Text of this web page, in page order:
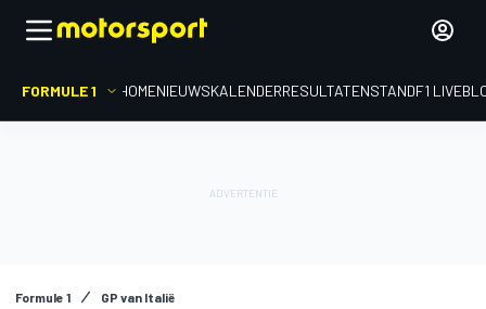
FORMULE 1 HOMENIEUWSKALENDERRESULTATENSTANDF1
Formule 1 GP van Italië